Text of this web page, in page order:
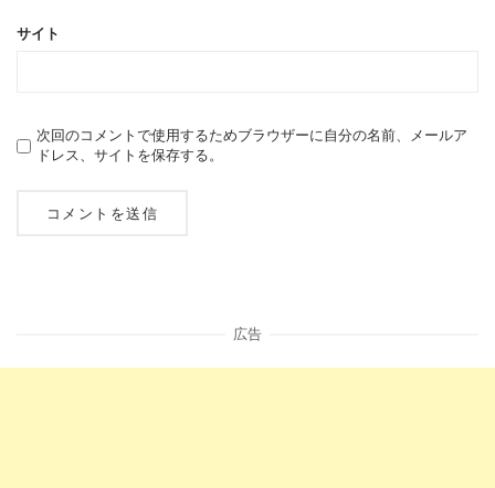
サイト
次回のコメントで使用するためブラウザーに自分の名前、メールア
ドレス、サイトを保存する。
広告